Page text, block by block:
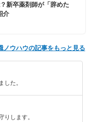
新卒薬剤師が「辞めた
介
ノウハウの記事をもっと見る
した。
りします。